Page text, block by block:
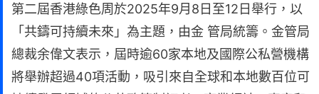
第二屆香港綠色周於2025年9月8日至12日舉行，以
「共鑄可持續未來」為主題，由金 管局統籌。金管局
總裁余偉文表示，屆時逾60家本地及國際公私營機構
將舉辦超過40項活動，吸引來自全球和本地數百位可